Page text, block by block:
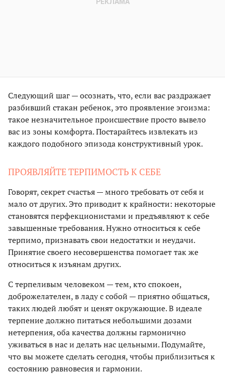
Следующий шаг — осознать, что, если вас раздражает
разбивший стакан ребенок, это проявление эгоизма:
такое незначительное происшествие просто вывело
вас из зоны комфорта. Постарайтесь извлекать из
каждого подобного эпизода конструктивный урок.
ПРОЯВЛЯЙТЕ ТЕРПИМОСТЬ К СЕБЕ
Говорят, секрет счастья — много требовать от себя и
мало от других. Это приводит к крайности: некоторые
становятся перфекционистами и предъявляют к себе
завышенные требования. Нужно относиться к себе
терпимо, признавать свои недостатки и неудачи.
Принятие своего несовершенства помогает так же
относиться к изъянам других.
С терпеливым человеком — тем, кто спокоен,
доброжелателен, в ладу с собой — приятно общаться,
таких людей любят и ценят окружающие. В идеале
терпение должно питаться небольшими дозами
нетерпения, оба качества должны гармонично
уживаться в нас и делать нас цельными. Подумайте,
что вы можете сделать сегодня, чтобы приблизиться к
состоянию равновесия и гармонии.